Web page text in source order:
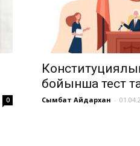
0
бойынша тест
Сымбат Айдархан -